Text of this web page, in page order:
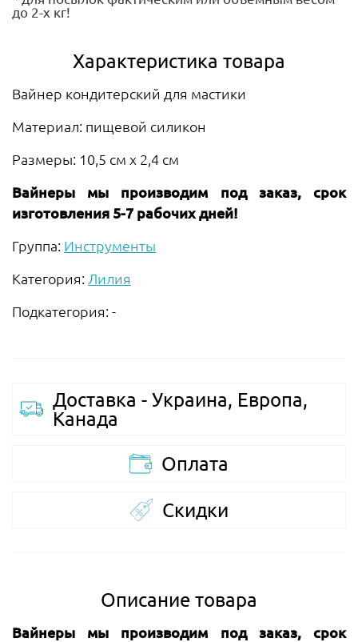
до 2-х кг!
Характеристика товара
Вайнер кондитерский для мастики
Материал: пищевой силикон
Размеры: 10,5 см х 2,4 см
Вайнеры мы производим под заказ, срок
изготовления 5-7 рабочих дней!
Группа: Инструменты
Категория: Лилия
Подкатегория: -
Доставка - Украина, Европа,
Канада
Оплата
Скидки
Описание товара
Вайнеры мы производим под заказ, срок